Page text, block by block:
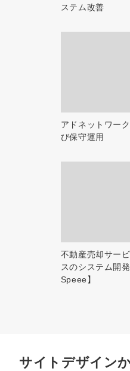
ステム改善
アドネットワー
び保守運用
不動産売却サー
スのシステム開
Speee】
サイトデザイン